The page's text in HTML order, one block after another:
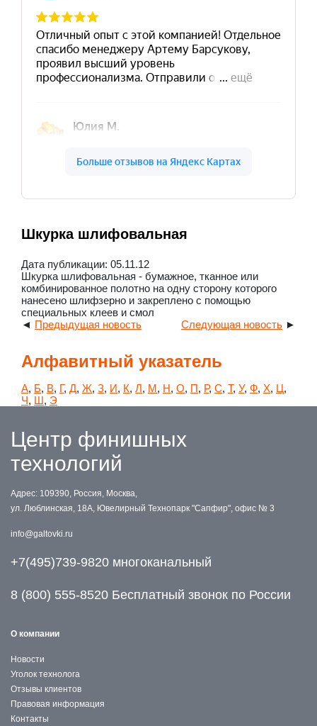
Шкурка шлифовальная
Дата публикации: 05.11.12
Шкурка шлифовальная - бумажное, тканное или
комбинированное полотно на одну сторону которого
нанесено шлифзерно и закреплено с помощью
специальных клеев и смол
Следующая новость ►
◄ Предыдущая новость
Алфавитный указатель
А, Б, В, Г, Д, Ж, З, И, К, Л, М, Н, О, П, Р, С, Т, У, Ф, Х, Ц,
Ч, Ш, Э
Центр финишных
технологий
Адрес: 109390, Россия, Москва,
ул. Люблинская, 18А, Ювелирный Технопарк "Сапфир", офис № 3
info@galtovki.ru
+7(495)739-9820 многоканальный
8 (800) 555-8520 Бесплатный звонок по России
О компании
Новости
Уголок технолога
Отзывы клиентов
Правовая информация
Контакты